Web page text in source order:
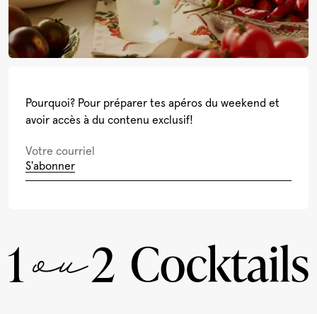
Pourquoi? Pour préparer tes apéros du weekend et
avoir accès à du contenu exclusif!
S'abonner